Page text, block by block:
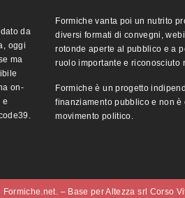
da
oggi
ma
on-
e
Formiche vanta poi un nutrito
diversi formati di convegni,
rotonde aperte al pubblico e a
ruolo importante e riconosciuto
Formiche è un progetto
finanziamento pubblico e non
movimento politico.
– Base per Altezza srl Corso